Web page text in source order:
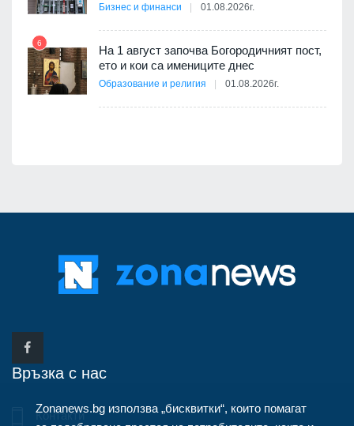
Бизнес и финанси 01.08.2026г.
6
На 1 август започва Богородичният пост,
ето и кои са имениците днес
Образование и религия 01.08.2026г.
Връзка с нас
Контакти
Zonanews.bg използва „бисквитки“, които помагат